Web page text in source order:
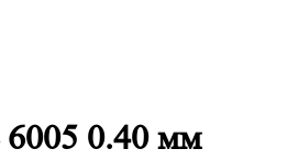
0.40 мм